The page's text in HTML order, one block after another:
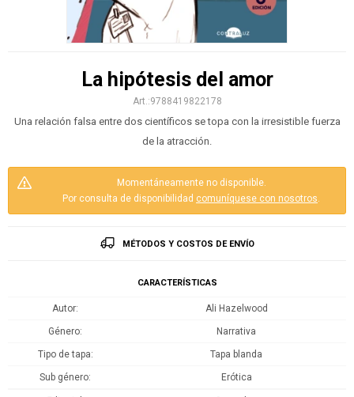
La hipótesis del amor
9788419822178
Una relación falsa entre dos científicos se topa con la irresistible fuerza
de la atracción.
Momentáneamente no disponible.
Por consulta de disponibilidad comuníquese con nosotros.
MÉTODOS Y COSTOS DE ENVÍO
CARACTERÍSTICAS
Autor Ali Hazelwood
Género Narrativa
Tipo de tapa Tapa blanda
Sub género Erótica